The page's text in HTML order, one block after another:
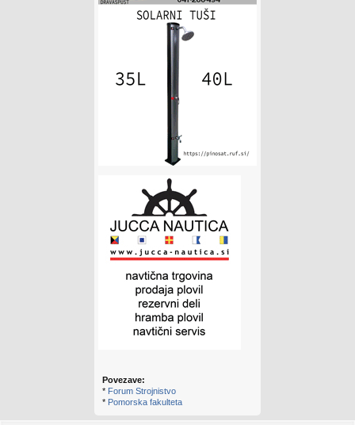
Povezave:
* Forum Strojnistvo
* Pomorska fakulteta